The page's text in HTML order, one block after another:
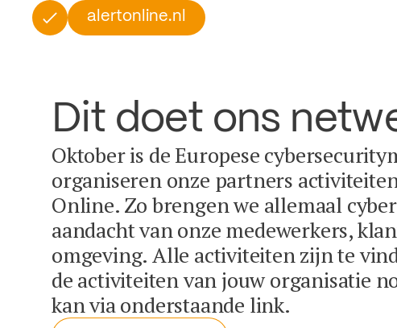
alertonline.nl
Dit doet ons
Oktober is de Europese
organiseren onze partners
Online. Zo brengen we allemaal
aandacht van onze medewerkers,
omgeving. Alle activiteiten zijn te
de activiteiten van jouw organisatie
kan via onderstaande link.